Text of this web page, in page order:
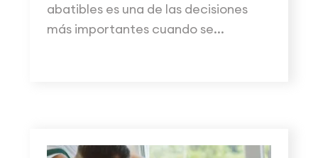
abatibles es una de las decisiones
más importantes cuando se...